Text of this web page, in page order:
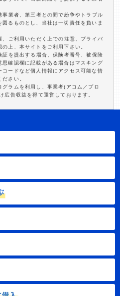
業者、第三者との間で紛争やトラブル
るものとし、当社は一切責任を負いま
ご利用いただく上での注意、プライバ
上、本サイトをご利用下さい。
を提出する場合、保険者番号、被保険
確認欄に記載がある場合はマスキング
コードなど個人情報にアクセス可能な情
さい。
ラムを利用し、事業者(アコム／プロ
広告収益を得て運営しております。